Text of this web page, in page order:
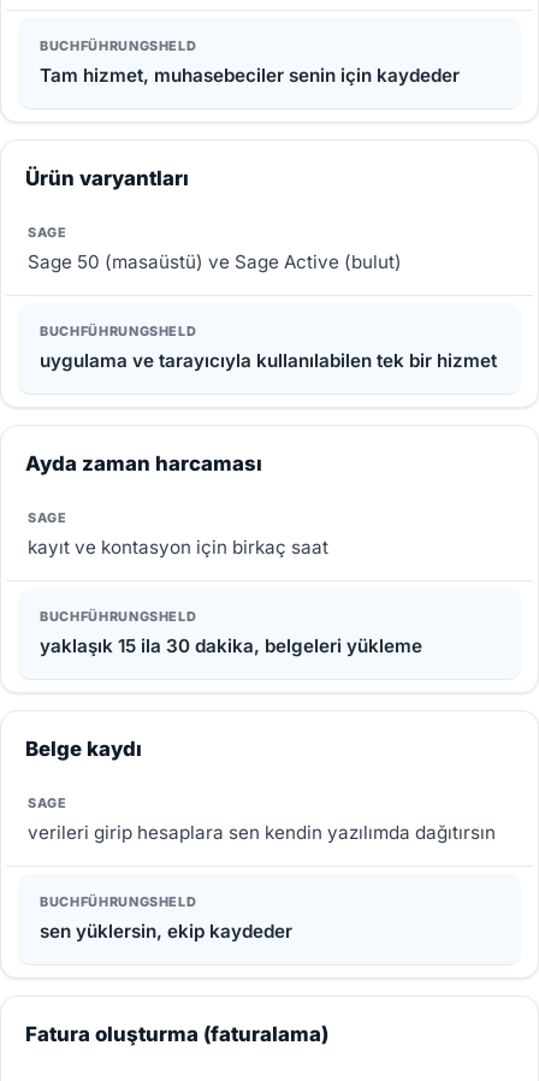
Tam hizmet, muhasebeciler senin için kaydeder
Ürün varyantları
Sage 50 (masaüstü) ve Sage Active (bulut)
uygulama ve tarayıcıyla kullanılabilen tek bir hizmet
Ayda zaman harcaması
kayıt ve kontasyon için birkaç saat
yaklaşık 15 ila 30 dakika, belgeleri yükleme
Belge kaydı
verileri girip hesaplara sen kendin yazılımda dağıtırsın
sen yüklersin, ekip kaydeder
Fatura oluşturma (faturalama)